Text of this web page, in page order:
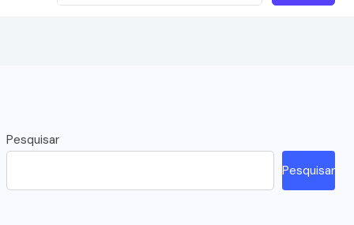
Pesquisar
Pesquisar